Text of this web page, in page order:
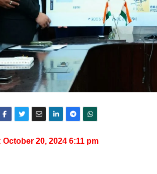
20, 2024 6:11 pm